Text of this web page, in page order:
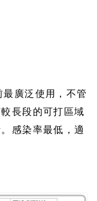
廣泛使用，不管
長段的可打區域
感染率最低，適